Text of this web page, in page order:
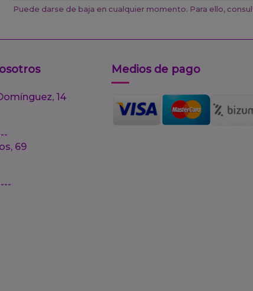
Puede darse de baja en cualquier momento. Para ello,
14
69
Medios de pago